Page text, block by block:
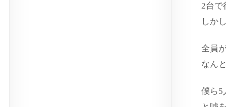
2台で
しか
全員
なん
僕ら5